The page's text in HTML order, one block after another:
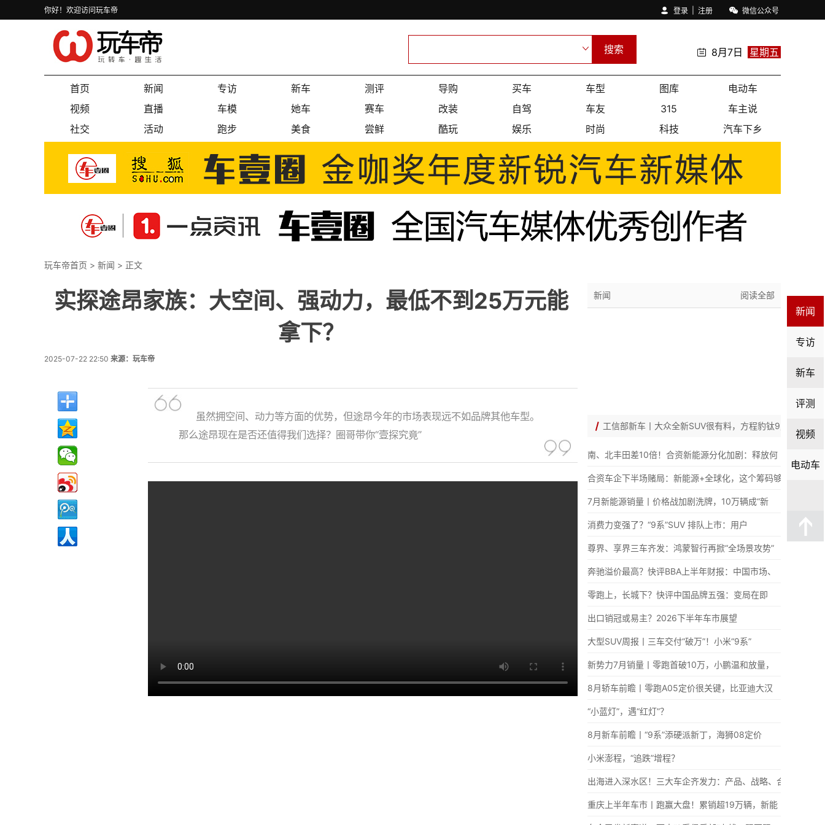
新闻
专访
新车
评测
视频
电动车
你好！欢迎访问玩车帝 登录 注册 微信公众号
搜索 8月7日 星期五
首页 新闻 专访 新车 测评 导购 买车 车型 图库
电动车
视频
直播 车模 她车 赛车 改装 自驾 车友 315
车主说
社交
活动 跑步 美食 尝鲜 酷玩 娱乐 时尚 科技 汽车下乡
玩车帝首页 > 新闻 > 正文
实探途昂家族：大空间、强动力，最低不到25万元能
拿下？
2025-07-22 22:50 来源：玩车帝
虽然拥空间、动力等方面的优势，但途昂今年的市场表现远不如品牌其他车型。
那么途昂现在是否还值得我们选择？圈哥带你“壹探究竟”
阅读全部
新闻
工信部新车丨大众全新SUV很有料，方程豹钛9定
南、北丰田差10倍！合资新能源分化加剧：释放何
合资车企下半场赌局：新能源+全球化，这个筹码够
7月新能源销量丨价格战加剧洗牌，10万辆成“新
消费力变强了？“9系”SUV 排队上市：用户
尊界、享界三车齐发：鸿蒙智行再掀“全场景攻势”
奔驰溢价最高？快评BBA上半年财报：中国市场、
零跑上，长城下？快评中国品牌五强：变局在即
出口销冠或易主？2026下半年车市展望
大型SUV周报丨三车交付“破万”！小米“9系”
新势力7月销量丨零跑首破10万，小鹏温和放量，
8月轿车前瞻丨零跑A05定价很关键，比亚迪大汉
“小蓝灯”，遇“红灯”？
8月新车前瞻丨“9系”添硬派新丁，海狮08定价
小米澎程，“追跌”增程？
出海进入深水区！三大车企齐发力：产品、战略、合
重庆上半年车市丨跑赢大盘！累销超19万辆，新能